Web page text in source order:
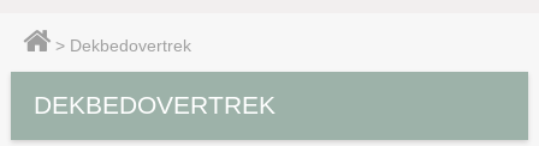
> Dekbedovertrek
DEKBEDOVERTREK